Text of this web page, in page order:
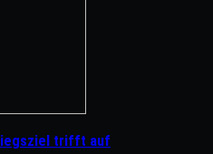
trifft auf